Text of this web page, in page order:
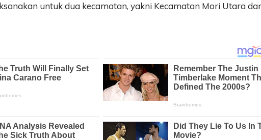
untuk dua kecamatan, yakni Kecamatan Mori Utara